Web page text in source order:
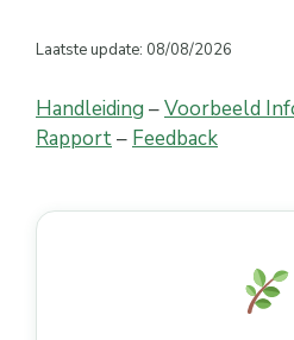
Laatste update: 08/08/2026
Handleiding –Voorbeeld
Rapport– Feedback